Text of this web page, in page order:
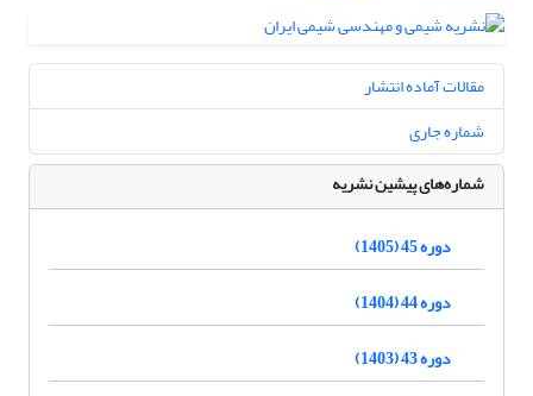
مقالات آماده انتشار
شماره جاری
شماره‌های پیشین نشریه
دوره 45 (1405)
دوره 44 (1404)
دوره 43 (1403)